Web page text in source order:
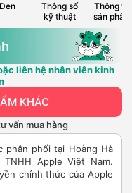
Thông số
kỹ thuật
Thông tin
sản phẩm
liên hệ nhân viên kinh
KHÁC
vấn mua hàng
phân phối tại Hoàng Hà
Apple Việt Nam.
chính thức của Apple